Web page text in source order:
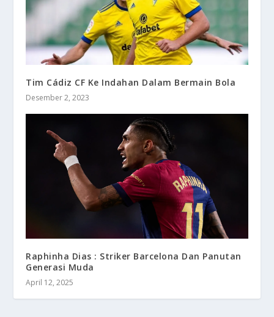
Tim Cádiz CF Ke Indahan Dalam Bermain Bola
Desember 2, 2023
Raphinha Dias : Striker Barcelona Dan Panutan
Generasi Muda
April 12, 2025